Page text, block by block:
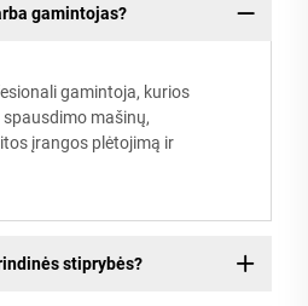
gamintojas?
gamintoja, kurios
mašinų,
įrangos plėtojimą ir
stiprybės?